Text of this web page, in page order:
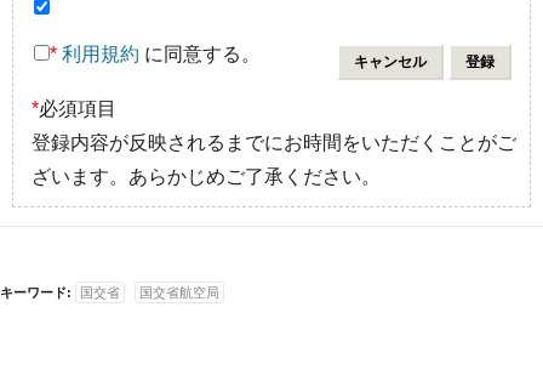
* 利用規約 に同意する。
*必須項目
登録内容が反映されるまでにお時間をいただくことがご
ざいます。あらかじめご了承ください。
キーワード: 国交省 国交省航空局